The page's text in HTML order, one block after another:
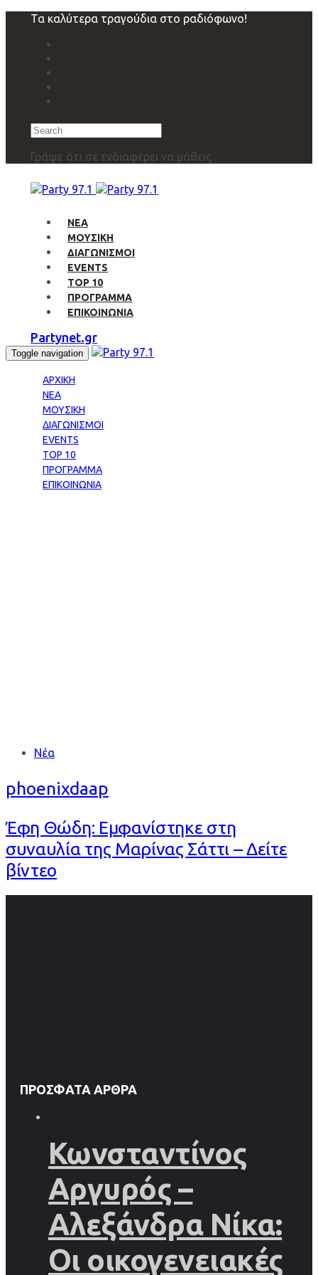
navigation
Τα καλύτερα τραγούδια στο ραδιόφωνο!
Search
Γράψε ότι σε ενδιαφέρει να μάθεις
ΝΕΑ
ΜΟΥΣΙΚΗ
ΔΙΑΓΩΝΙΣΜΟΙ
EVENTS
TOP 10
ΠΡΟΓΡΑΜΜΑ
ΕΠΙΚΟΙΝΩΝΙΑ
Partynet.gr
Toggle navigation
ΑΡΧΙΚΗ
ΝΕΑ
ΜΟΥΣΙΚΗ
ΔΙΑΓΩΝΙΣΜΟΙ
EVENTS
TOP 10
ΠΡΟΓΡΑΜΜΑ
ΕΠΙΚΟΙΝΩΝΙΑ
Tags Νέα
phoenixdaap
Έφη Θώδη: Εμφανίστηκε στη
συναυλία της Μαρίνας Σάττι – Δείτε
βίντεο
ΠΡΌΣΦΑΤΑ ΆΡΘΡΑ
Κωνσταντίνος
Αργυρός –
Αλεξάνδρα Νίκα:
Οι οικογενειακές